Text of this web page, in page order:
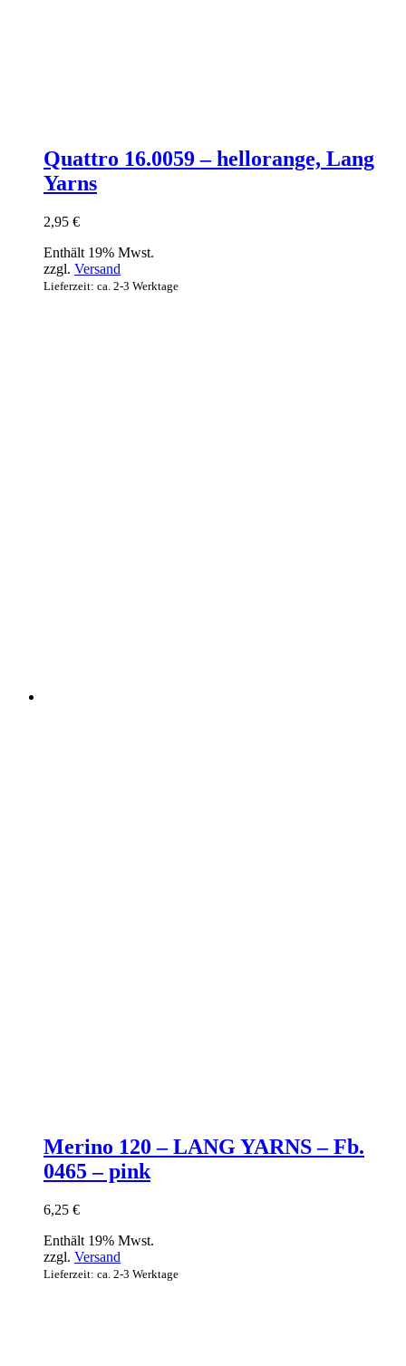
Quattro 16.0059 – hellorange, Lang
Yarns
2,95 €
Enthält 19% Mwst.
zzgl. Versand
Lieferzeit: ca. 2-3 Werktage
Merino 120 – LANG YARNS – Fb.
0465 – pink
6,25 €
Enthält 19% Mwst.
zzgl. Versand
Lieferzeit: ca. 2-3 Werktage